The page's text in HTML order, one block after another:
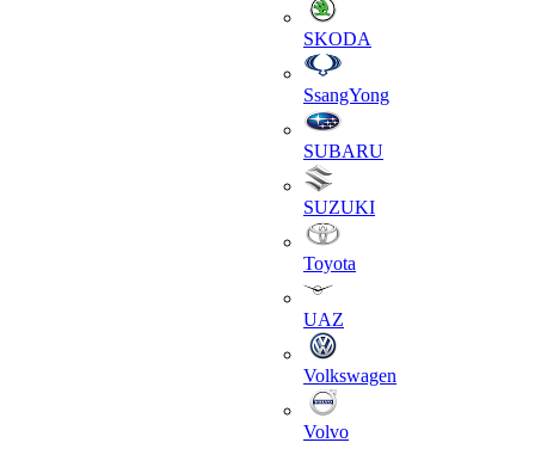
SKODA
SsangYong
SUBARU
SUZUKI
Toyota
UAZ
Volkswagen
Volvo